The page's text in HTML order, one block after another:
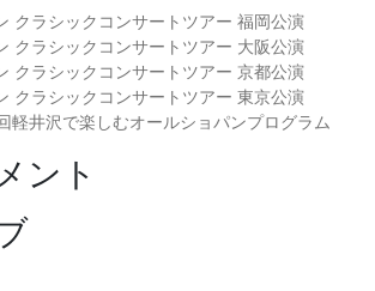
クラシックコンサートツアー 福岡公演
クラシックコンサートツアー 大阪公演
クラシックコンサートツアー 京都公演
クラシックコンサートツアー 東京公演
軽井沢で楽しむオールショパンプログラム
ント